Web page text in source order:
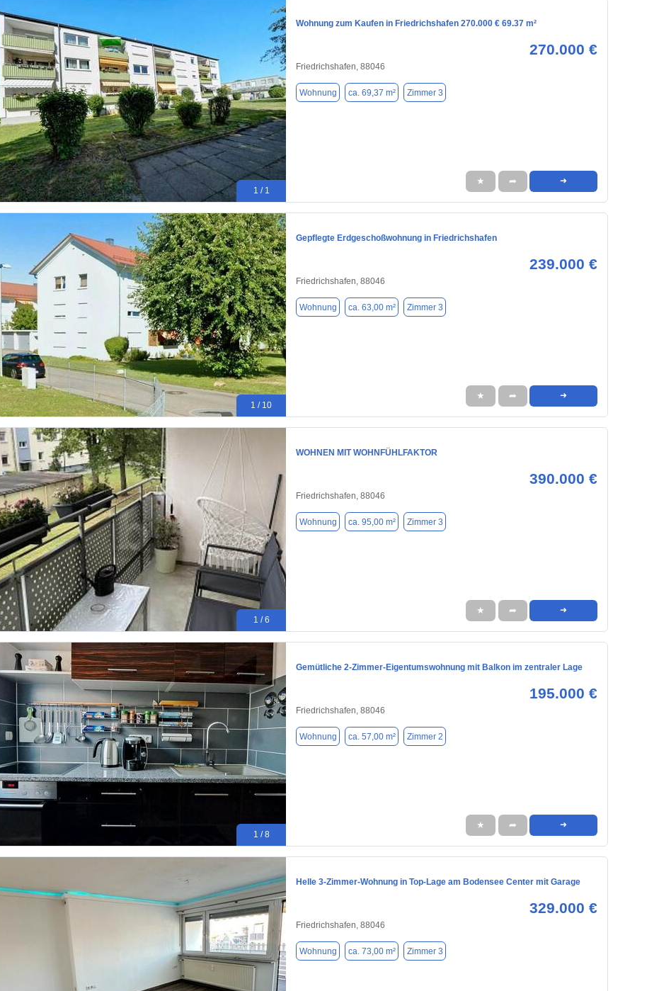
1 / 1
Wohnung zum Kaufen in Friedrichshafen 270.000 € 69.37 m²
270.000 €
Friedrichshafen, 88046
Wohnung ca. 69,37 m² Zimmer 3
★ ➦ ➜
1 / 10
Gepflegte Erdgeschoßwohnung in Friedrichshafen
239.000 €
Friedrichshafen, 88046
Wohnung ca. 63,00 m² Zimmer 3
★ ➦ ➜
1 / 6
WOHNEN MIT WOHNFÜHLFAKTOR
390.000 €
Friedrichshafen, 88046
Wohnung ca. 95,00 m² Zimmer 3
★ ➦ ➜
1 / 8
Gemütliche 2-Zimmer-Eigentumswohnung mit Balkon im zentraler Lage
195.000 €
Friedrichshafen, 88046
Wohnung ca. 57,00 m² Zimmer 2
★ ➦ ➜
Helle 3-Zimmer-Wohnung in Top-Lage am Bodensee Center mit Garage
329.000 €
Friedrichshafen, 88046
Wohnung ca. 73,00 m² Zimmer 3